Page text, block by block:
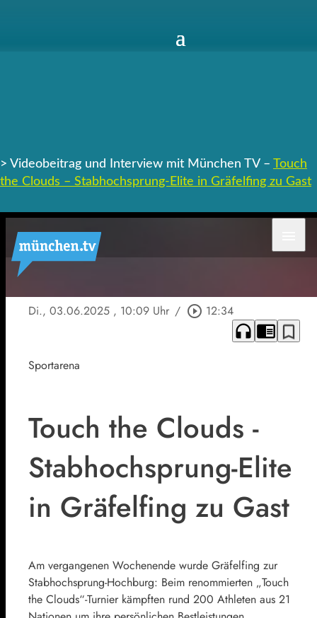
> Videobeitrag und Interview mit München TV – Touch
the Clouds – Stabhochsprung-Elite in Gräfelfing zu Gast